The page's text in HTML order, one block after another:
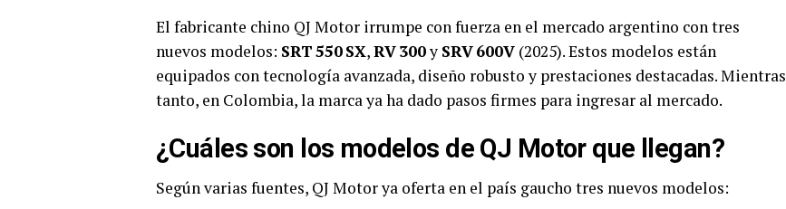
El fabricante chino QJ Motor irrumpe con fuerza en el mercado argentino con tres
nuevos modelos: SRT 550 SX,RV 300y SRV 600V (2025). Estos modelos están
equipados con tecnología avanzada, diseño robusto y prestaciones destacadas. Mientras
tanto, en Colombia, la marca ya ha dado pasos firmes para ingresar al mercado.
¿Cuáles son los modelos de QJ Motor que llegan?
Según varias fuentes, QJ Motor ya oferta en el país gaucho tres nuevos modelos: